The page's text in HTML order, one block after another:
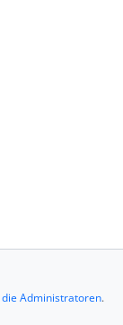
die Administratoren.